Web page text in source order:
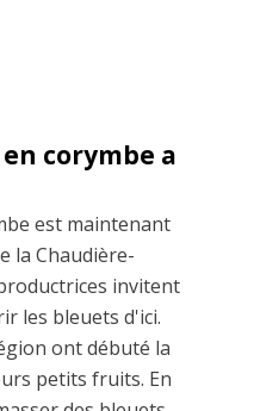
corymbe a
est maintenant
la Chaudière-
invitent
les bleuets d'ici.
ont débuté la
petits fruits. En